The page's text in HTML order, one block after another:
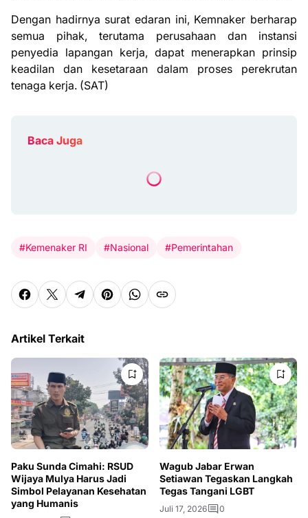
Dengan hadirnya surat edaran ini, Kemnaker berharap
semua pihak, terutama perusahaan dan instansi
penyedia lapangan kerja, dapat menerapkan prinsip
keadilan dan kesetaraan dalam proses perekrutan
tenaga kerja. (SAT)
Baca Juga
#Kemenaker RI #Nasional #Pemerintahan
Artikel Terkait
Paku Sunda Cimahi: RSUD
Wijaya Mulya Harus Jadi
Simbol Pelayanan Kesehatan
yang Humanis
Wagub Jabar Erwan
Setiawan Tegaskan Langkah
Tegas Tangani LGBT
Juli 17, 2026 0